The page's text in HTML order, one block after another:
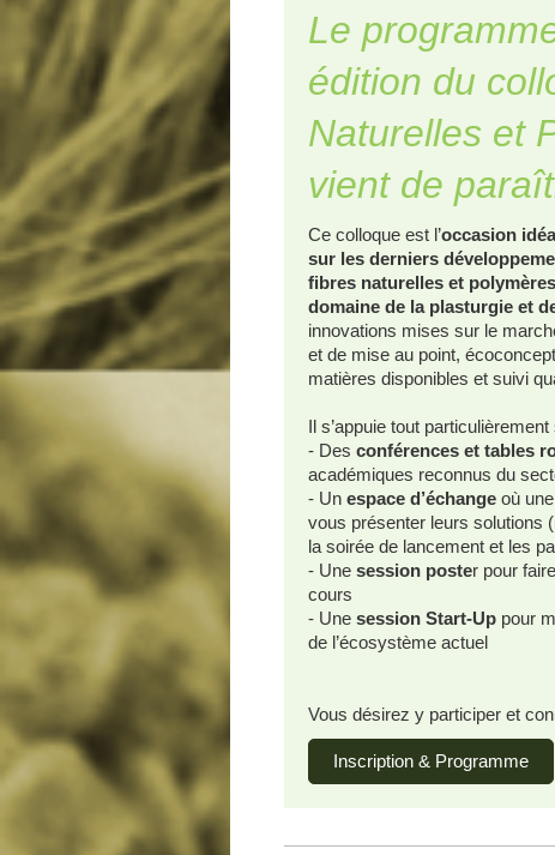
Le
édition du
Naturelles et
vient de
Ce colloque est l’occasion
sur les derniers
fibres naturelles et
domaine de la plasturgie et
innovations mises sur le
et de mise au point,
matières disponibles et suivi
Il s’appuie tout particulièrement
- Des conférences et tables
académiques reconnus du
- Un espace d’échange où
vous présenter leurs
la soirée de lancement et les
- Une session poster pour
cours
- Une session Start-Up pour
de l’écosystème actuel
Vous désirez y participer et
Inscription & Programme